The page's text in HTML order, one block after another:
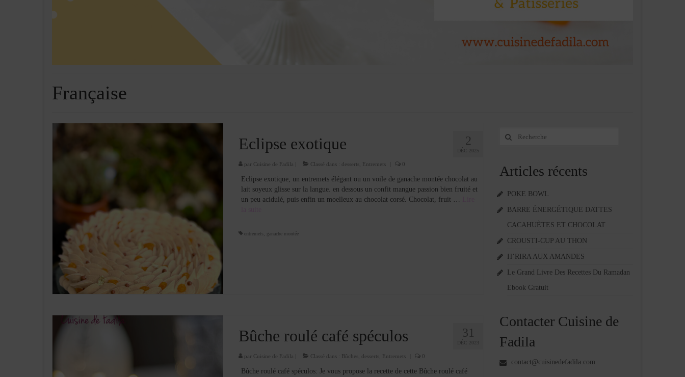
Française
2
DÉC 2025
Eclipse exotique
par Cuisine de Fadila Classé dans : desserts, Entremets 0
Eclipse exotique, un entremets élégant ou un voile de ganache montée chocolat au
lait soyeux glisse sur la langue. en dessous un confit mangue passion bien fruité et
un peu acidulé, puis enfin un moelleux au chocolat corsé. Chocolat, fruit …
entremets, ganache montée
31
DÉC 2023
Bûche roulé café spéculos
par Cuisine de Fadila Classé dans : Bûches, desserts, Entremets 0
Bûche roulé café spéculos: Je vous propose la recette de cette Bûche roulé café
Rechercher
Articles récents
POKE BOWL
BARRE ÉNERGÉTIQUE DATTES
CACAHUÈTES ET CHOCOLAT
CROUSTI-CUP AU THON
H’RIRA AUX AMANDES
Le Grand Livre Des Recettes Du Ramadan
Ebook Gratuit
Contacter Cuisine de
Fadila
contact@cuisinedefadila.com